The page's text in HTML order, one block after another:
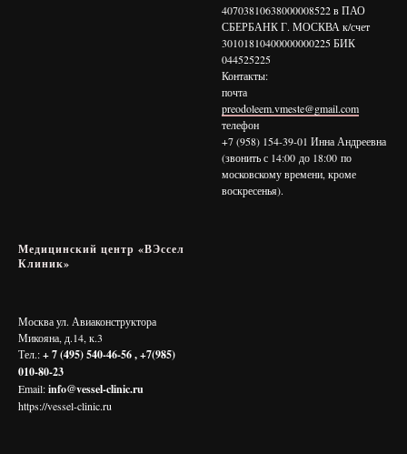
40703810638000008522 в ПАО
СБЕРБАНК Г. МОСКВА к/счет
30101810400000000225 БИК
044525225
Контакты:
почта
preodoleem.vmeste@gmail.com
телефон
+7 (958) 154-39-01 Инна Андреевна
(звонить с 14:00 до 18:00 по
московскому времени, кроме
воскресенья).
Медицинский центр «ВЭссел
Клиник»
Москва ул. Авиаконструктора
Микояна, д.14, к.3
Тел.:+ 7 (495) 540-46-56 , +7(985)
010-80-23
Email:info@vessel-clinic.ru
https://vessel-clinic.ru